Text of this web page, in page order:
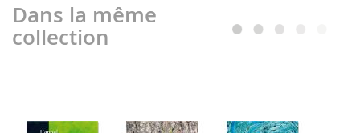
Dans la même
collection